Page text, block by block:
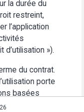
la durée du
restreint,
l’application
»).
du contrat.
porte
basées